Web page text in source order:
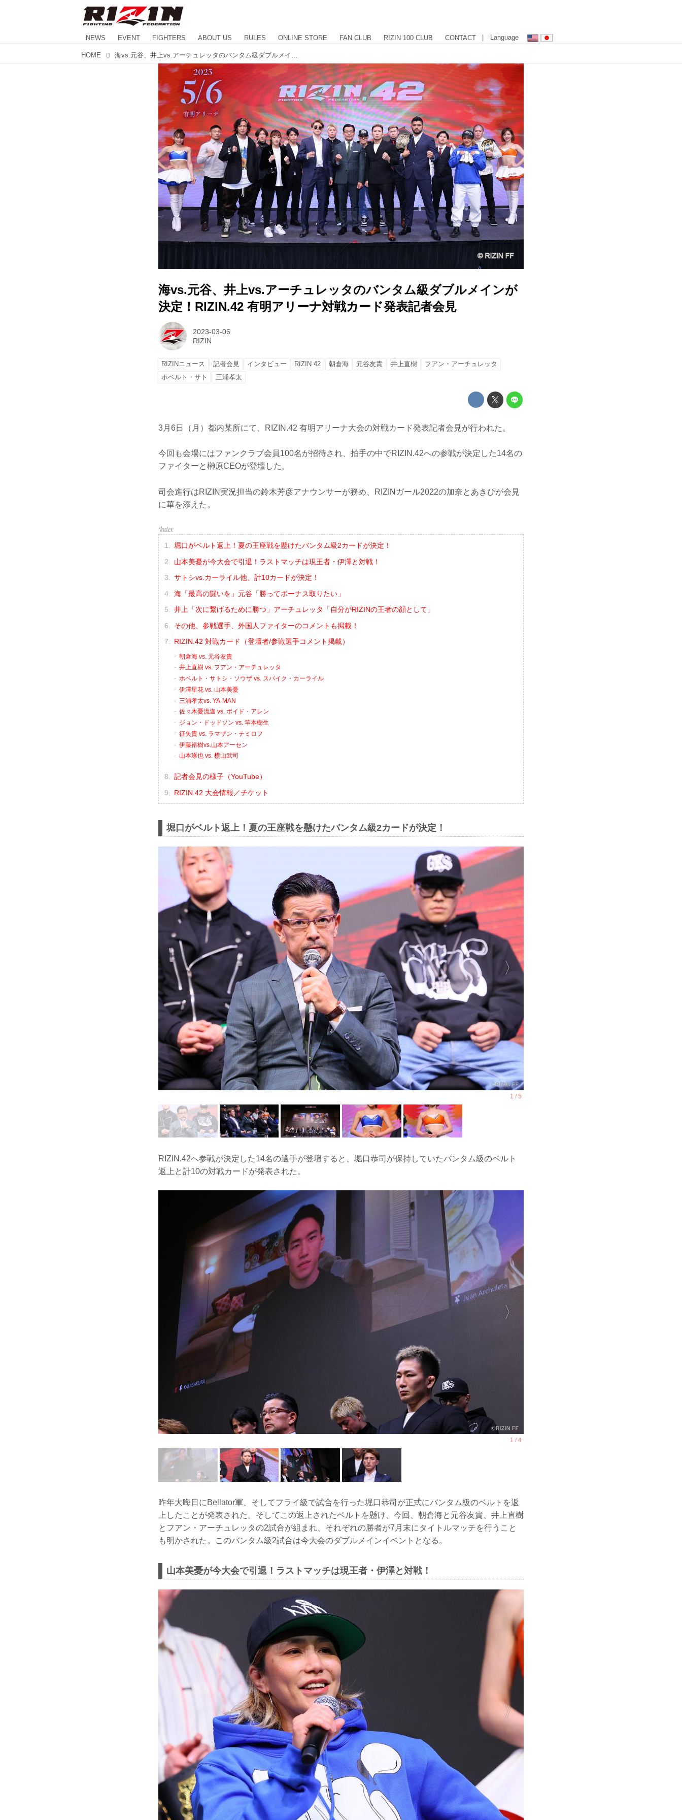
NEWS EVENT FIGHTERS ABOUT US RULES ONLINE STORE FAN CLUB RIZIN 100 CLUB CONTACT | Language
HOME
海vs.元谷、井上vs.アーチュレッタのバンタム級ダブルメインが
決定！RIZIN.42 有明アリーナ対戦カード発表記者会見
2023-03-06
RIZIN
RIZINニュース 記者会見 インタビュー RIZIN 42 朝倉海 元谷友貴 井上直樹
フアン・アーチュレッタ
ホベルト・サト
三浦孝太
3月6日（月）都内某所にて、RIZIN.42 有明アリーナ大会の対戦カード発表記者会見が行われた。
今回も会場にはファンクラブ会員100名が招待され、拍手の中でRIZIN.42への参戦が決定した14名の
ファイターと榊原CEOが登壇した。
司会進行はRIZIN実況担当の鈴木芳彦アナウンサーが務め、RIZINガール2022の加奈とあきぴが会見
に華を添えた。
堀口がベルト返上！夏の王座戦を懸けたバンタム級2カードが決定！
山本美憂が今大会で引退！ラストマッチは現王者・伊澤と対戦！
サトシvs.カーライル他、計10カードが決定！
海「最高の闘いを」元谷「勝ってボーナス取りたい」
井上「次に繋げるために勝つ」アーチュレッタ「自分がRIZINの王者の顔として」
その他、参戦選手、外国人ファイターのコメントも掲載！
RIZIN.42 対戦カード（登壇者/参戦選手コメント掲載）
朝倉海 vs. 元谷友貴
井上直樹 vs. フアン・アーチュレッタ
ホベルト・サトシ・ソウザ vs. スパイク・カーライル
伊澤星花 vs. 山本美憂
三浦孝太vs. YA-MAN
佐々木憂流迦 vs. ボイド・アレン
ジョン・ドッドソン vs. 竿本樹生
征矢貴 vs. ラマザン・テミロフ
伊藤裕樹vs.山本アーセン
山本琢也 vs. 横山武司
記者会見の様子（YouTube）
RIZIN.42 大会情報／チケット
堀口がベルト返上！夏の王座戦を懸けたバンタム級2カードが決定！
RIZIN.42へ参戦が決定した14名の選手が登壇すると、堀口恭司が保持していたバンタム級のベルト
返上と計10の対戦カードが発表された。
昨年大晦日にBellator軍、そしてフライ級で試合を行った堀口恭司が正式にバンタム級のベルトを返
上したことが発表された。そしてこの返上されたベルトを懸け、今回、朝倉海と元谷友貴、井上直樹
とフアン・アーチュレッタの2試合が組まれ、それぞれの勝者が7月末にタイトルマッチを行うこと
も明かされた。このバンタム級2試合は今大会のダブルメインイベントとなる。
山本美憂が今大会で引退！ラストマッチは現王者・伊澤と対戦！